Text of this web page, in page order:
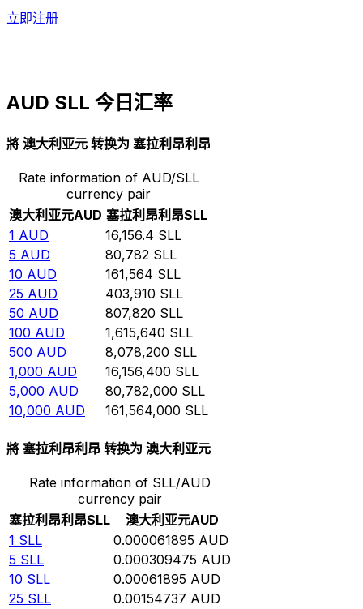
立即注册
AUD SLL 今日汇率
將 澳大利亚元 转换为 塞拉利昂利昂
Rate information of AUD/SLL
currency pair
澳大利亚元AUD 塞拉利昂利昂SLL
1 AUD 16,156.4 SLL
5 AUD 80,782 SLL
10 AUD 161,564 SLL
25 AUD 403,910 SLL
50 AUD 807,820 SLL
100 AUD 1,615,640 SLL
500 AUD 8,078,200 SLL
1,000 AUD 16,156,400 SLL
5,000 AUD 80,782,000 SLL
10,000 AUD 161,564,000 SLL
將 塞拉利昂利昂 转换为 澳大利亚元
Rate information of SLL/AUD
currency pair
塞拉利昂利昂SLL 澳大利亚元AUD
1 SLL 0.000061895 AUD
5 SLL 0.000309475 AUD
10 SLL 0.00061895 AUD
25 SLL 0.00154737 AUD